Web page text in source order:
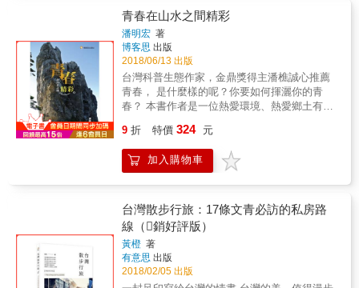
作職人的堅持；有著父祖輩的記憶鍵結套在我
們的手心；有著臺南人「不求做大，只想做
好」淬鍊出的生活態度；有詩，有音樂，有著
城市最真實的心跳與呼吸。 透過林百貨，訪客
帶走臺南深厚文化底蘊的記憶。 ◎隨書附贈：
「銅板小旅行‧府城散策地圖」，帶著吃、帶著
看、帶著「好好玩」！ 四條主題路線，文學
的、歷史的、美食的、探索職人的，由專家帶
路，按圖索驥、穿街走巷，以悠然自在的步
伐，尋訪臺南幽微的光影與故事。 ◎林百貨寫
下的傳奇： ★ 她是南臺灣第一家百貨公司，只
比臺北菊元百貨晚兩天開幕。 ★ 她是全臺灣唯
仔」，是當時臺南市最高的建築物，配備南臺
灣第一座商用電梯。 ★ 她身處當時最繁華的商
業核心，號稱「臺南銀座」，是最摩登的代
表。 ★ 她是目前最受歡迎的臺南市必遊景點，
臺南市的新地標，臺灣十大夜景之一。 ★ 她於
2016年獲得DFA亞洲最具影響力設計大獎；
跟著作者瑞迪阿特(Readyart)不用等到退休，立
即享受台東 樸質的土地、壯闊的海洋、天然的
山林、豐富的生物，以及 原始的生態環境和最
柔軟的天真， 重新喚醒對大自然和生命的體
驗！ & 快樂不易，卻很簡單。 人人都可以在不
影響平時正常工作的情形下，擁有不同的生活
體驗。 & 三地旅遊生活者瑞迪阿特
(Readyart)，平日於台南工作，利用假日來回九
小時車程前往台東東海岸富山海灣、嘉平海
行。 & 在人生匆忙的步伐中，瑞迪阿特在台東
富山村莿桐部落蓋建了「富山海灣」海邊民
宿，並與在地藝術家學習漂流木創作，更發起
藝術換宿活動，讓更多青年接觸到台東在地文
化，一同融入東海岸生活。 & 瑞迪阿特亦秉持
著「三原生活」的精神，在嘉平海灣盡興享受
小農的生態體驗，更進一步規劃一整套豐富的
東海岸目的地旅遊行程。走，現在就出發！看
見大地藝術，在不同的土地，感受不同的溫度
青春在山水之間精彩
潘明宏 著
博客思 出版
2018/06/13 出版
台灣科普生態作家，金鼎獎得主潘樵誠心推薦
青春， 是什麼樣的呢？你要如何揮灑你的青
春？ 本書作者是一位熱愛環境、熱愛鄉土有理
林海岸間一個地方一個地方的去揮灑他的青
春；在這美麗的島上冒險，除了克服了一座座
的高山之外，更在山水之間探究台灣之美外，
始，接著是嘉明湖、北大武、南湖大山等等一
座又一座的台灣山岳攀爬，甚至到過許多人跡
罕至的台灣山林秘境，當然也包括跟家人在故
鄉南投的遊訪，一路走來，連作者自己都沒想
到能夠走過那麼多台灣山林。 雖然過程絕對不
輕鬆愉快，有的甚至吃足苦頭、歷經艱難與危
9 折 特價 324 元
加入購物車
台灣散步行旅：17條文青必訪的私房路
線（銷好評版）
黃橙 著
有意思 出版
2018/02/05 出版